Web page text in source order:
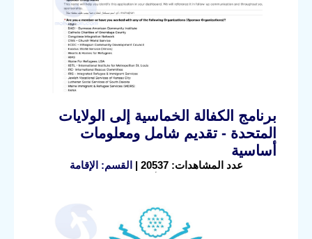
برنامج الكفالة الخماسية إلى الولايات
المتحدة - تقديم شامل ومعلومات
أساسية
عدد المشاهدات: 20537 | القسم: الإقامة